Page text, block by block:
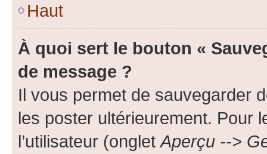
Haut
À quoi sert le bouton «
de message ?
Il vous permet de sauvegarder
les poster ultérieurement. Pour
l’utilisateur (ongletAperçu -->